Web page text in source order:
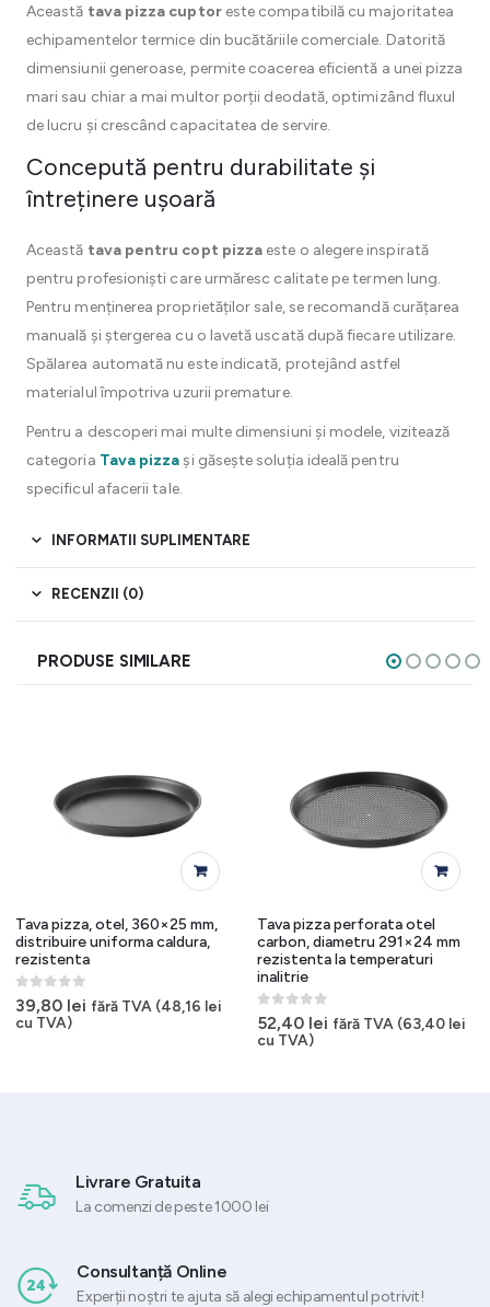
Această tava pizza cuptoreste compatibilă cu majoritatea
echipamentelor termice din bucătăriile comerciale. Datorită
dimensiunii generoase, permite coacerea eficientă a unei pizza
mari sau chiar a mai multor porții deodată, optimizând fluxul
de lucru și crescând capacitatea de servire.
Concepută pentru durabilitate și
întreținere ușoară
Această tava pentru copt pizza este o alegere inspirată
pentru profesioniști care urmăresc calitate pe termen lung.
Pentru menținerea proprietăților sale, se recomandă curățarea
manuală și ștergerea cu o lavetă uscată după fiecare utilizare.
Spălarea automată nu este indicată, protejând astfel
materialul împotriva uzurii premature.
Pentru a descoperi mai multe dimensiuni și modele, vizitează
categoria Tava pizza și găsește soluția ideală pentru
specificul afacerii tale.
INFORMATII SUPLIMENTARE
RECENZII (0)
PRODUSE SIMILARE
Tava pizza, otel, 360×25 mm,
distribuire uniforma caldura,
rezistenta
0out of 5
39,80 lei fără TVA (48,16 lei
cu TVA)
Tava pizza perforata otel
carbon, diametru 291×24 mm
rezistenta la temperaturi
inalitrie
0out of 5
52,40 lei fără TVA (63,40 lei
cu TVA)
Livrare Gratuita
La comenzi de peste 1000 lei
Consultanță Online
Experții noștri te ajuta să alegi echipamentul potrivit!